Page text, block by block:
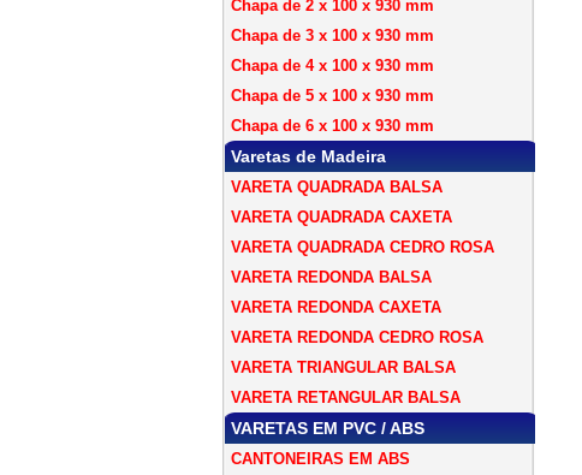
Chapa de 2 x 100 x 930 mm
Chapa de 3 x 100 x 930 mm
Chapa de 4 x 100 x 930 mm
Chapa de 5 x 100 x 930 mm
Chapa de 6 x 100 x 930 mm
Varetas de Madeira
VARETA QUADRADA BALSA
VARETA QUADRADA CAXETA
VARETA QUADRADA CEDRO ROSA
VARETA REDONDA BALSA
VARETA REDONDA CAXETA
VARETA REDONDA CEDRO ROSA
VARETA TRIANGULAR BALSA
VARETA RETANGULAR BALSA
VARETAS EM PVC / ABS
CANTONEIRAS EM ABS